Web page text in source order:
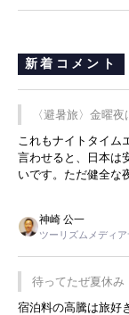
新着コメント
〈避暑旅〉金曜
これもナイトタイム
言わせると、日本は
いです。ただ健全な
限らず外国人にとっ
神崎 公一
ツーリズムメディ
待ってたぜ夏休
宿泊料の高騰は旅好